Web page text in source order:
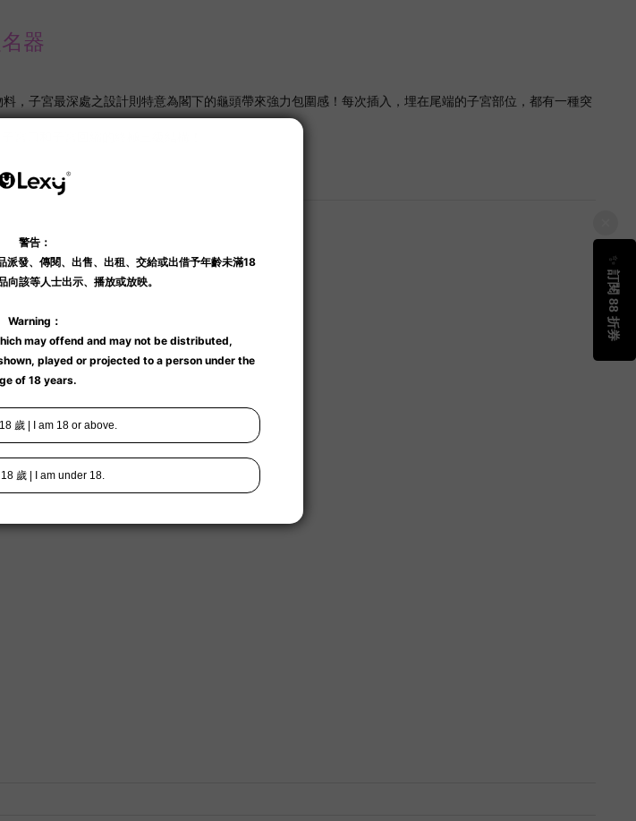
器
， 子宮最深處之設計則特意為閣下的龜頭帶來強力包圍感！每次插入，埋在尾端的子宮部位，都有一種突
宮口和子宮回縮的終極三級結構！